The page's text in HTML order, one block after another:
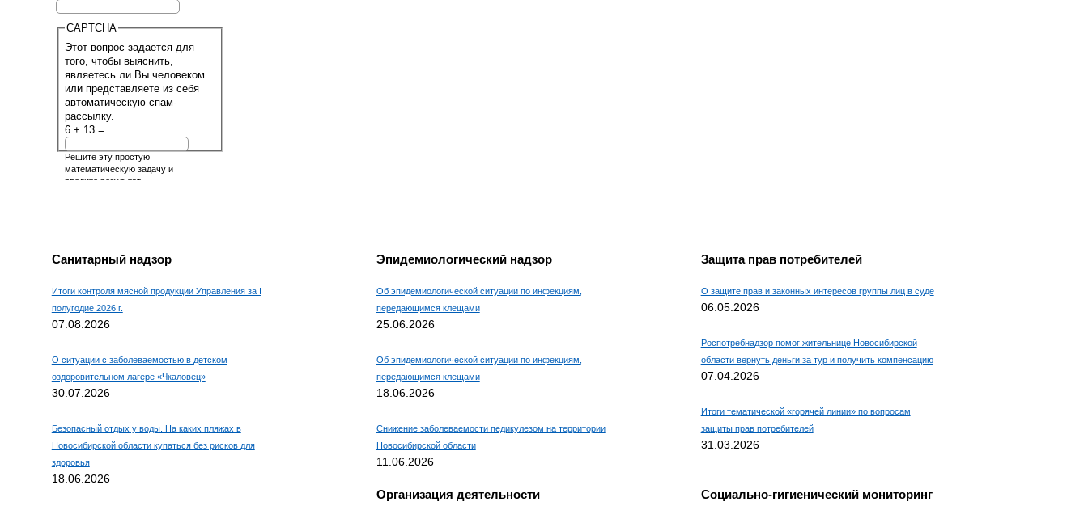
CAPTCHA
Этот вопрос задается для
того, чтобы выяснить,
являетесь ли Вы человеком
или представляете из себя
автоматическую спам-
рассылку.
6 + 13 =
Решите эту простую
математическую задачу и
введите результат.
Санитарный надзор
Итоги контроля мясной продукции Управления за I
полугодие 2026 г.
07.08.2026
О ситуации с заболеваемостью в детском
оздоровительном лагере «Чкаловец»
30.07.2026
Безопасный отдых у воды. На каких пляжах в
Новосибирской области купаться без рисков для
здоровья
18.06.2026
Эпидемиологический надзор
Об эпидемиологической ситуации по инфекциям,
передающимся клещами
25.06.2026
Об эпидемиологической ситуации по инфекциям,
передающимся клещами
18.06.2026
Снижение заболеваемости педикулезом на территории
Новосибирской области
11.06.2026
Организация деятельности
Защита прав потребителей
О защите прав и законных интересов группы лиц в суде
06.05.2026
Роспотребнадзор помог жительнице Новосибирской
области вернуть деньги за тур и получить компенсацию
07.04.2026
Итоги тематической «горячей линии» по вопросам
защиты прав потребителей
31.03.2026
Социально-гигиенический мониторинг